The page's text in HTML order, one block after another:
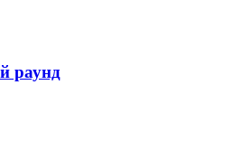
раунд